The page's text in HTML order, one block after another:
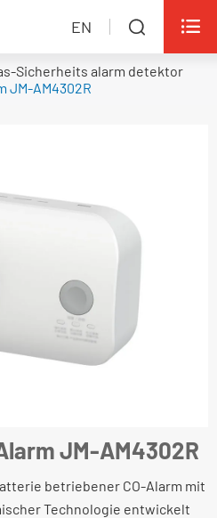
EN  
Sicherheits alarm detektor
JM-AM4302R
JM-AM4302R
betriebener CO-Alarm mit
Technologie entwickelt